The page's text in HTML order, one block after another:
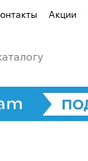
Акции